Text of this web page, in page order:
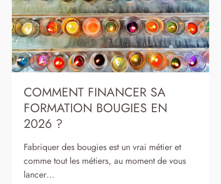
COMMENT FINANCER SA
FORMATION BOUGIES EN
2026 ?
Fabriquer des bougies est un vrai métier et
comme tout les métiers, au moment de vous
lancer…